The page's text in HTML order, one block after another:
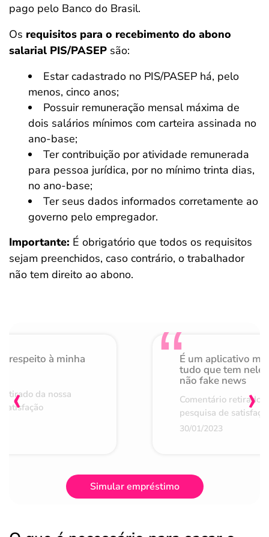
pago pelo Banco do Brasil.
Os requisitos para o recebimento do abono
salarial PIS/PASEP são:
Estar cadastrado no PIS/PASEP há, pelo
menos, cinco anos;
Possuir remuneração mensal máxima de
dois salários mínimos com carteira assinada no
ano-base;
Ter contribuição por atividade remunerada
para pessoa jurídica, por no mínimo trinta dias,
no ano-base;
Ter seus dados informados corretamente ao
governo pelo empregador.
Importante: É obrigatório que todos os requisitos
sejam preenchidos, caso contrário, o trabalhador
não tem direito ao abono.
respeito à minha
da nossa
É um aplicativo
tudo que tem nele
não fake news
Comentário retirado
pesquisa de
30/01/2023
‹ ›
Simular empréstimo